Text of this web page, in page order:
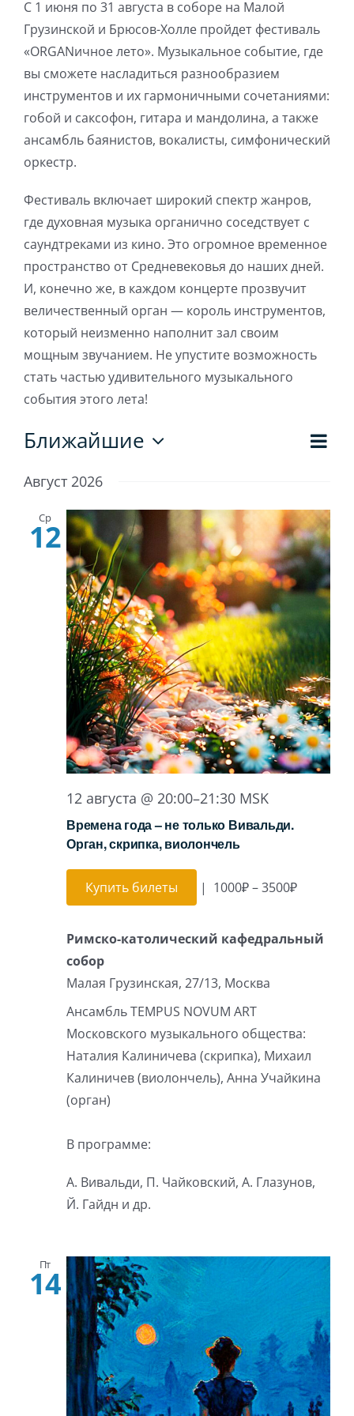
Игра на органе
С 1 июня по 31 августа в соборе на Малой
Грузинской и Брюсов-Холле пройдет фестиваль
«ORGANичное лето». Музыкальное событие, где
вы сможете насладиться разнообразием
инструментов и их гармоничными сочетаниями:
гобой и саксофон, гитара и мандолина, а также
ансамбль баянистов, вокалисты, симфонический
оркестр.
Фестиваль включает широкий спектр жанров,
где духовная музыка органично соседствует с
саундтреками из кино. Это огромное временное
пространство от Средневековья до наших дней.
И, конечно же, в каждом концерте прозвучит
величественный орган — король инструментов,
который неизменно наполнит зал своим
мощным звучанием. Не упустите возможность
стать частью удивительного музыкального
события этого лета!
Ближайшие
дату.
Август 2026
Ср
12
12 августа @ 20:00–21:30 MSK
Времена года – не только Вивальди.
Орган, скрипка, виолончель
Купить билеты | 1000₽ – 3500₽
Римско-католический кафедральный
собор
Малая Грузинская, 27/13, Москва
Ансамбль TEMPUS NOVUM ART
Московского музыкального общества:
Наталия Калиничева (скрипка), Михаил
Калиничев (виолончель), Анна Учайкина
(орган)
В программе:
А. Вивальди, П. Чайковский, А. Глазунов,
Й. Гайдн и др.
Пт
14